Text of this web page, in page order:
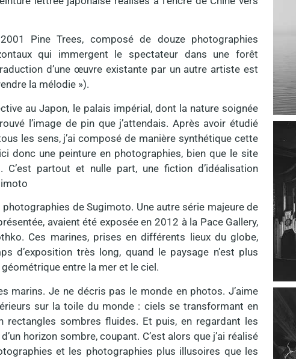
Pine Trees, composé de douze photographies
qui immergent le spectateur dans une forêt
d’une œuvre existante par un autre artiste est
la mélodie »).
au Japon, le palais impérial, dont la nature soignée
l’image de pin que j’attendais. Après avoir étudié
les sens, j’ai composé de manière synthétique cette
donc une peinture en photographies, bien que le site
partout et nulle part, une fiction d’idéalisation
de Sugimoto. Une autre série majeure de
avaient été exposée en 2012 à la Pace Gallery,
Ces marines, prises en différents lieux du globe,
d’exposition très long, quand le paysage n’est plus
entre la mer et le ciel.
marins. Je ne décris pas le monde en photos. J’aime
sur la toile du monde : ciels se transformant en
rectangles sombres fluides. Et puis, en regardant les
horizon sombre, coupant. C’est alors que j’ai réalisé
et les photographies plus illusoires que les